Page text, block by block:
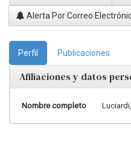
Alerta Por Correo
Perfil Publicaciones
Afiliaciones y datos
Nombre completo